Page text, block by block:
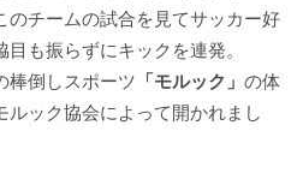
のチームの試合を見てサッカー好
も振らずにキックを連発。
棒倒しスポーツ 「モルック」 の体
ック協会によって開かれまし